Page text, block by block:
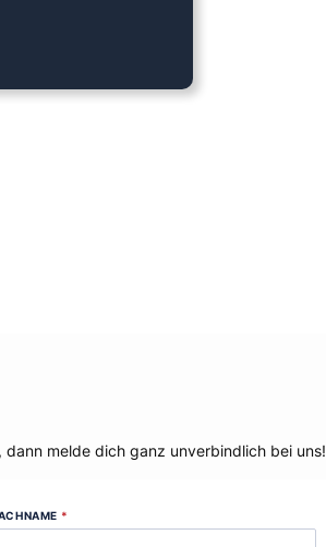
melde dich ganz unverbindlich bei uns!
*